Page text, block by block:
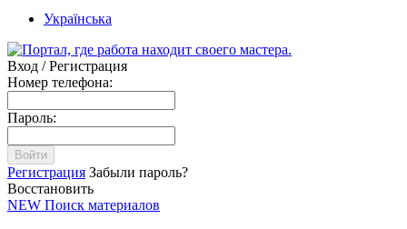
Українська
Вход / Регистрация
Номер телефона:
Пароль:
Войти
Регистрация Забыли пароль?
Восстановить
NEW Поиск материалов